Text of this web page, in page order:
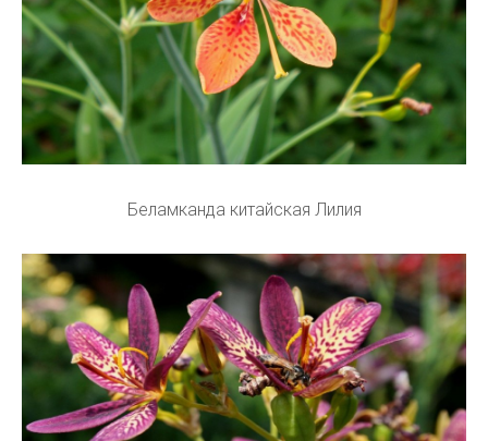
Беламканда китайская Лилия